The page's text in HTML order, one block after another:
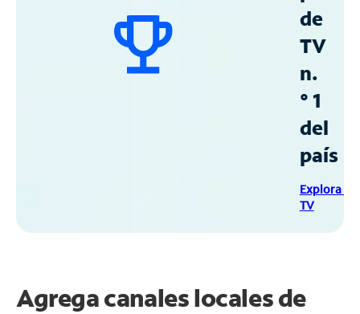
de
TV
n.
° 1
del
país
Explora
TV
Agrega canales locales de